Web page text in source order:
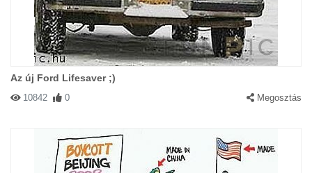
Az új Ford Lifesaver ;)
10842 0 Megosztás